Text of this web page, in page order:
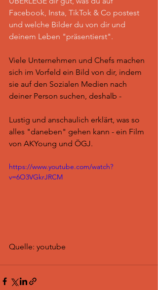
Facebook, Insta, TikTok & Co postest
und welche Bilder du von dir und
deinem Leben "präsentierst".
Viele Unternehmen und Chefs machen
sich im Vorfeld ein Bild von dir, indem
sie auf den Sozialen Medien nach
deiner Person suchen, deshalb -
Lustig und anschaulich erklärt, was so
alles "daneben" gehen kann - ein Film
von AKYoung und ÖGJ.
https://www.youtube.com/watch?
v=6O3VGkrJRCM
Quelle: youtube